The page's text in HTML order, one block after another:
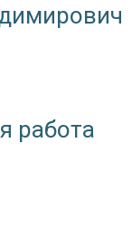
работа